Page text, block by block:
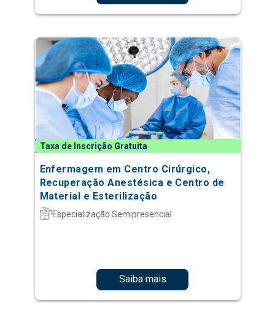
Taxa de Inscrição Gratuita
Enfermagem em Centro Cirúrgico,
Recuperação Anestésica e Centro de
Material e Esterilização
Especialização Semipresencial
Saiba mais